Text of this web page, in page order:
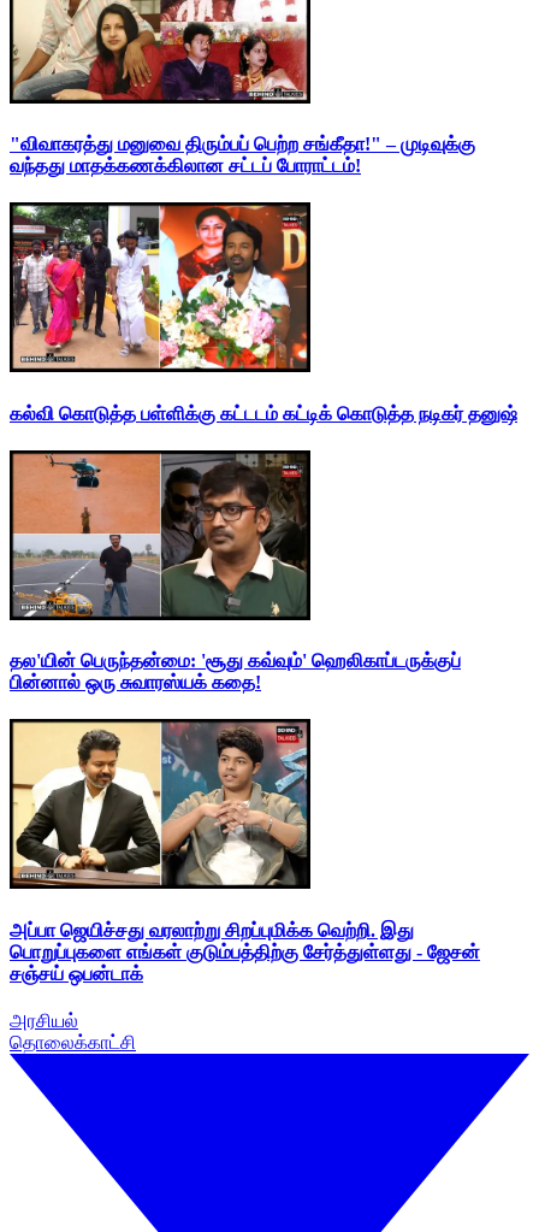
"விவாகரத்து மனுவை திரும்பப் பெற்ற சங்கீதா!" – முடிவுக்கு
வந்தது மாதக்கணக்கிலான சட்டப் போராட்டம்!
கல்வி கொடுத்த பள்ளிக்கு கட்டடம் கட்டிக் கொடுத்த நடிகர் தனுஷ்
தல'யின் பெருந்தன்மை: 'சூது கவ்வும்' ஹெலிகாப்டருக்குப்
பின்னால் ஒரு சுவாரஸ்யக் கதை!
அப்பா ஜெயிச்சது வரலாற்று சிறப்புமிக்க வெற்றி. இது
பொறுப்புகளை எங்கள் குடும்பத்திற்கு சேர்த்துள்ளது - ஜேசன்
சஞ்சய் ஒபன்டாக்
அரசியல்
தொலைக்காட்சி